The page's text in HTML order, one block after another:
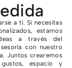
a ti. Si necesitas
estamos
a través del
con nuestro
Juntos crearemos
espacio y